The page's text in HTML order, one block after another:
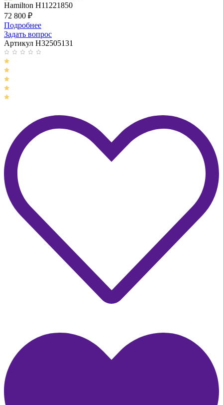
Hamilton H11221850
72 800 ₽
Подробнее
Задать вопрос
Артикул H32505131